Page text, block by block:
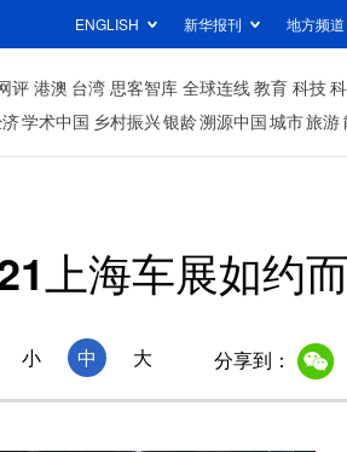
ENGLISH 新华报刊 地方频道
评 港澳 台湾 思客智库 全球连线教育 科技
学术中国 乡村振兴银龄溯源中国城市旅游
上海车展如约
小 中 大 分享到：